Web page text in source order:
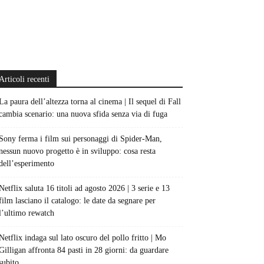
recenti
paura dell’altezza torna al cinema | Il sequel di Fall
scenario: una nuova sfida senza via di fuga
ferma i film sui personaggi di Spider-Man,
nuovo progetto è in sviluppo: cosa resta
saluta 16 titoli ad agosto 2026 | 3 serie e 13
lasciano il catalogo: le date da segnare per
rewatch
indaga sul lato oscuro del pollo fritto | Mo
affronta 84 pasti in 28 giorni: da guardare